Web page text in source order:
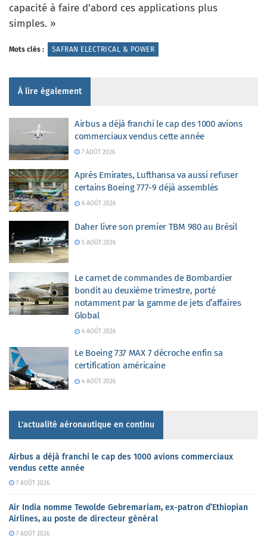
capacité à faire d’abord ces applications plus
simples. »
Mots clés : SAFRAN ELECTRICAL & POWER
À lire également
Airbus a déjà franchi le cap des 1000 avions
commerciaux vendus cette année
7 AOÛT 2026
Après Emirates, Lufthansa va aussi refuser
certains Boeing 777-9 déjà assemblés
6 AOÛT 2026
Daher livre son premier TBM 980 au Brésil
5 AOÛT 2026
Le carnet de commandes de Bombardier
bondit au deuxième trimestre, porté
notamment par la gamme de jets d’affaires
Global
4 AOÛT 2026
Le Boeing 737 MAX 7 décroche enfin sa
certification américaine
4 AOÛT 2026
L'actualité aéronautique en continu
Airbus a déjà franchi le cap des 1000 avions commerciaux
vendus cette année
7 AOÛT 2026
Air India nomme Tewolde Gebremariam, ex-patron d’Ethiopian
Airlines, au poste de directeur général
7 AOÛT 2026